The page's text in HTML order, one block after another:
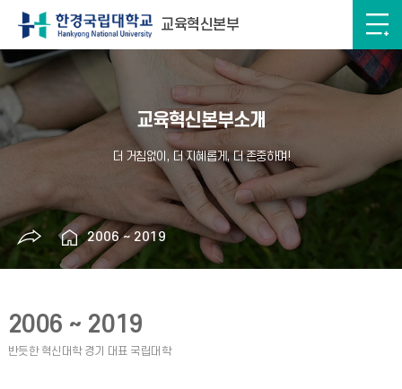
교육혁신본부
교육혁신본부소개
2006 ~ 2019
2006 ~ 2019